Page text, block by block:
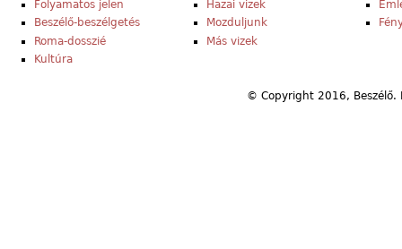
Folyamatos jelen
Beszélő-beszélgetés
Roma-dosszié
Kultúra
Hazai vizek
Mozduljunk
Más vizek
© Copyright 2016,